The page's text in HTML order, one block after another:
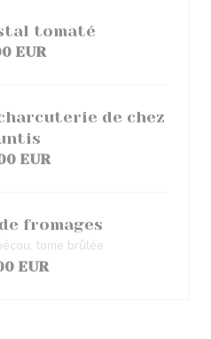
tomaté
EUR
de chez
EUR
fromages
tome brûlée
EUR